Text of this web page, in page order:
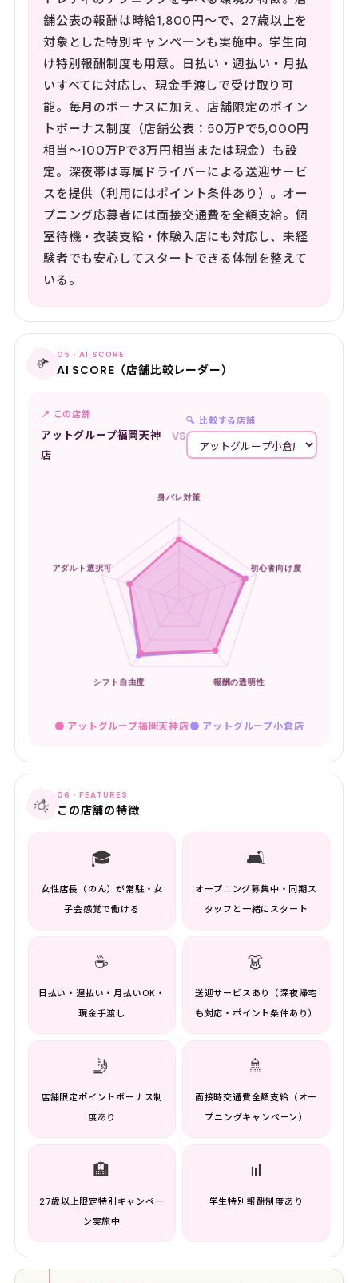
舗公表の報酬は時給1,800円〜で、27歳以上を
対象とした特別キャンペーンも実施中。学生向
け特別報酬制度も用意。日払い・週払い・月払
いすべてに対応し、現金手渡しで受け取り可
能。毎月のボーナスに加え、店舗限定のポイン
トボーナス制度（店舗公表：50万Pで5,000円
相当〜100万Pで3万円相当または現金）も設
定。深夜帯は専属ドライバーによる送迎サービ
スを提供（利用にはポイント条件あり）。オー
プニング応募者には面接交通費を全額支給。個
室待機・衣装支給・体験入店にも対応し、未経
験者でも安心してスタートできる体制を整えて
いる。
📡 05 · AI SCORE
AI SCORE（店舗比較レーダー）
📍 この店舗
アットグループ福岡天神
店
VS
🔍 比較する店舗
● アットグループ福岡天神店● アットグループ小倉店
💡 06 · FEATURES
この店舗の特徴
🎓
女性店長（のん）が常駐・女
子会感覚で働ける
🛋️
オープニング募集中・同期ス
タッフと一緒にスタート
☕
日払い・週払い・月払いOK・
現金手渡し
👗
送迎サービスあり（深夜帰宅
も対応・ポイント条件あり）
🤳
店舗限定ポイントボーナス制
度あり
🚿
面接時交通費全額支給（オー
プニングキャンペーン）
🏨
27歳以上限定特別キャンペー
ン実施中
📊
学生特別報酬制度あり